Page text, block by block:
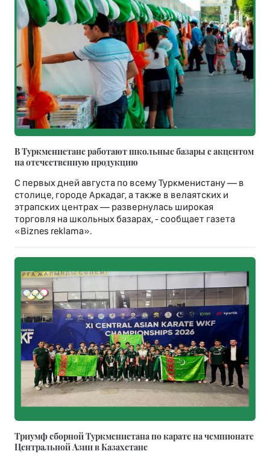
В Туркменистане работают школьные базары с акцентом
на отечественную продукцию
С первых дней августа по всему Туркменистану — в
столице, городе Аркадаг, а также в велаятских и
этрапских центрах — развернулась широкая
торговля на школьных базарах, - сообщает газета
«Biznes reklama».
Триумф сборной Туркменистана по карате на чемпионате
Центральной Азии в Казахстане